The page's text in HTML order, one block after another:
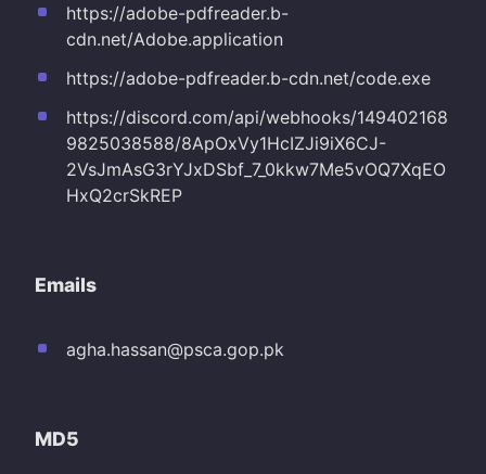
https://adobe-pdfreader.b-
cdn.net/Adobe.application
https://adobe-pdfreader.b-cdn.net/code.exe
https://discord.com/api/webhooks/149402168
9825038588/8ApOxVy1HcIZJi9iX6CJ-
2VsJmAsG3rYJxDSbf_7_0kkw7Me5vOQ7XqEO
HxQ2crSkREP
Emails
agha.hassan@psca.gop.pk
MD5